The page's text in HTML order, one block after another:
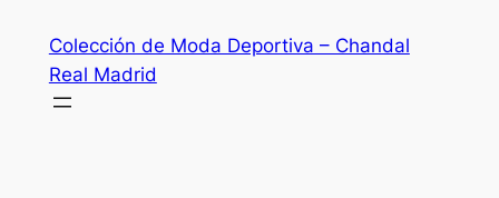
contenido
Colección de Moda Deportiva – Chandal
Real Madrid